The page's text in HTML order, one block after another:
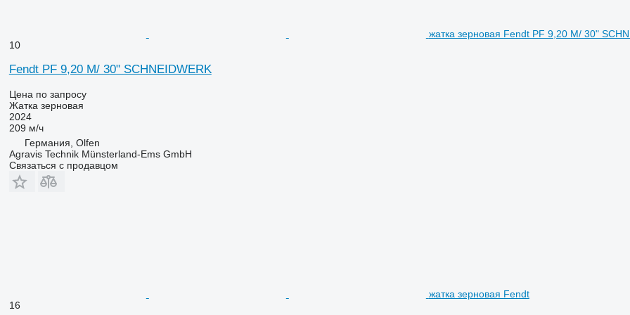
жатка зерновая Fendt PF 9,20 M/ 30"
10
Fendt PF 9,20 M/ 30" SCHNEIDWERK
Цена по запросу
Жатка зерновая
2024
209 м/ч
Германия, Olfen
Agravis Technik Münsterland-Ems GmbH
Связаться с продавцом
жатка зерновая Fendt
16